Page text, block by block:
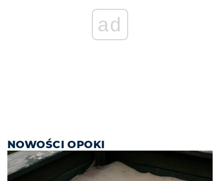
ad
NOWOŚCI OPOKI